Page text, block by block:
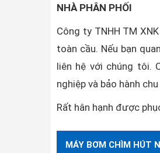
NHÀ PHÂN PHỐI
Công ty TNHH TM
toàn cầu. Nếu bạn
liên hệ với chúng tôi.
nghiệp và bảo hành
Rất hân hạnh được
MÁY BƠM CHÌM HÚT